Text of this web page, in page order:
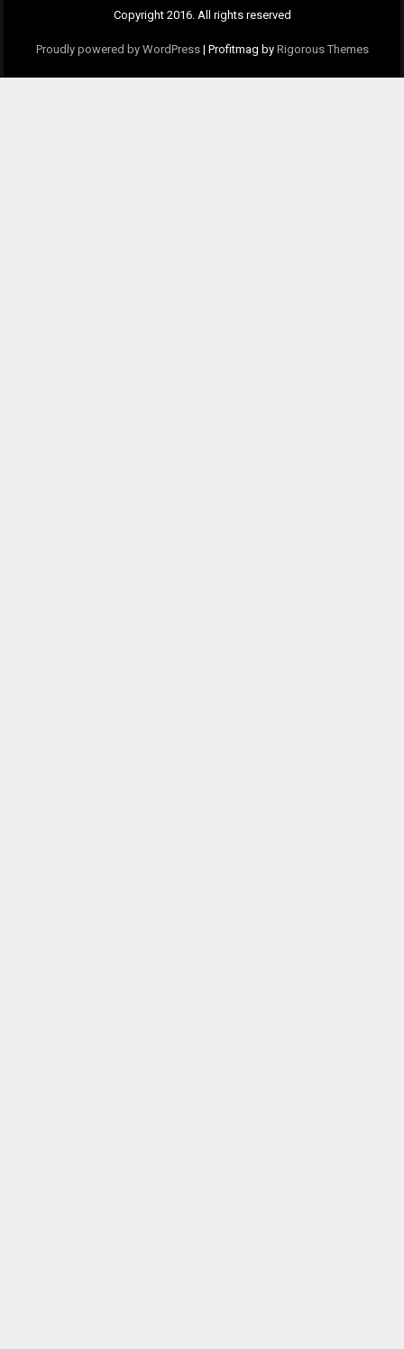
Copyright 2016. All rights reserved
Proudly powered by WordPress | Profitmag by Rigorous Themes